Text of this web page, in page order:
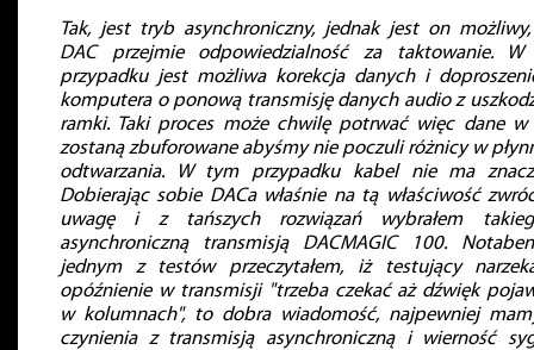
Tak, jest tryb asynchroniczny, jednak jest on
DAC przejmie odpowiedzialność za taktowanie.
przypadku jest możliwa korekcja danych i
komputera o ponową transmisję danych audio z
ramki. Taki proces może chwilę potrwać więc dane w
zostaną zbuforowane abyśmy nie poczuli różnicy w
odtwarzania. W tym przypadku kabel nie ma
Dobierając sobie DACa właśnie na tą właściwość
uwagę i z tańszych rozwiązań wybrałem
asynchroniczną transmisją DACMAGIC 100.
jednym z testów przeczytałem, iż testujący
opóźnienie w transmisji "trzeba czekać aż dźwięk
w kolumnach", to dobra wiadomość, najpewniej
czynienia z transmisją asynchroniczną i wierność